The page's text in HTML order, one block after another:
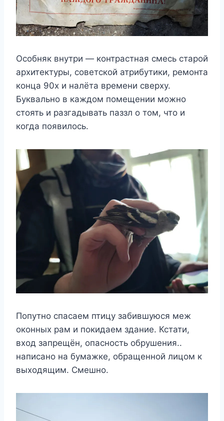
Особняк внутри — контрастная смесь старой
архитектуры, советской атрибутики, ремонта
конца 90х и налёта времени сверху.
Буквально в каждом помещении можно
стоять и разгадывать паззл о том, что и
когда появилось.
Попутно спасаем птицу забившуюся меж
оконных рам и покидаем здание. Кстати,
вход запрещён, опасность обрушения..
написано на бумажке, обращенной лицом к
выходящим. Смешно.